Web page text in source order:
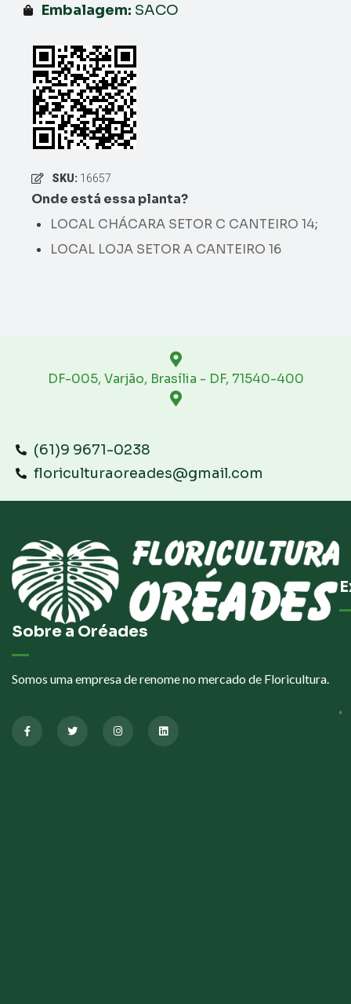
Embalagem: SACO
SKU: 16657
Onde está essa planta?
LOCAL CHÁCARA SETOR C CANTEIRO 14;
LOCAL LOJA SETOR A CANTEIRO 16
DF-005, Varjão, Brasília - DF, 71540-400
(61)9 9671-0238
floriculturaoreades@gmail.com
Sobre a Oréades
Somos uma empresa de renome no mercado de Floricultura.